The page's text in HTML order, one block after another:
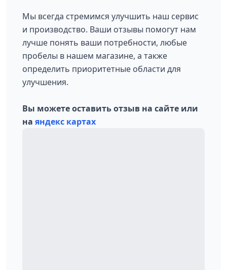
Мы всегда стремимся улучшить наш сервис
и производство. Ваши отзывы помогут нам
лучше понять ваши потребности, любые
пробелы в нашем магазине, а также
определить приоритетные области для
улучшения.
Вы можете оставить отзыв на сайте или
на яндекс картах